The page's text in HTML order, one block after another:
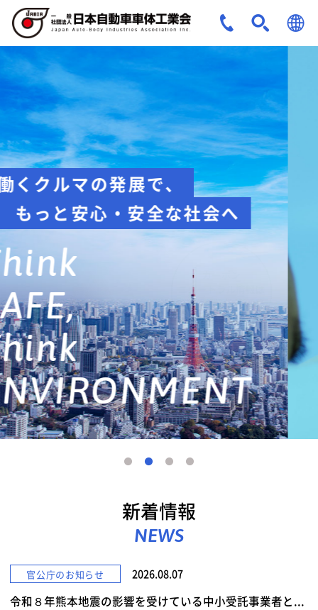
ENG
安全への取組み
Think about
safety
詳しくみる
新着情報
NEWS
官公庁のお知らせ 2026.08.07
令和８年熊本地震の影響を受けている中小受託事業者と...